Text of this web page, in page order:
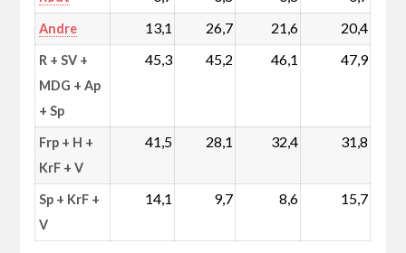
Andre 13,1 26,7 21,6 20,4
R + SV +
MDG + Ap
+ Sp
45,3 45,2 46,1 47,9
Frp + H +
KrF + V
41,5 28,1 32,4 31,8
Sp + KrF +
V
14,1 9,7 8,6 15,7